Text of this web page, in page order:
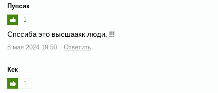
Пупсик
1
Спссиба это высшаакк люди. !!!
8 мая 2024 19:50 Ответить
Кек
1